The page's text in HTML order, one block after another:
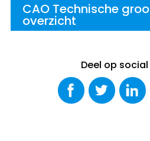
CAO Technische
overzicht
Deel op